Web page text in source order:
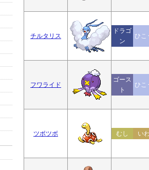
チルタリス
ドラゴ
ン
ひこ
フワライド
ゴース
ト
ひこ
ツボツボ むし い